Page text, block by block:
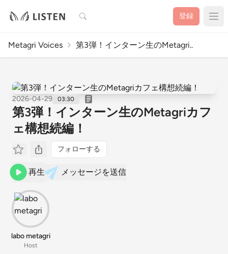
検索 登録
Metagri Voices 第3弾！インターン生のMetagri..
2026-04-29 03:30
第3弾！インターン生のMetagriカフ
ェ構想続編！
フォローする
再生 メッセージを送信
labo metagri
Host